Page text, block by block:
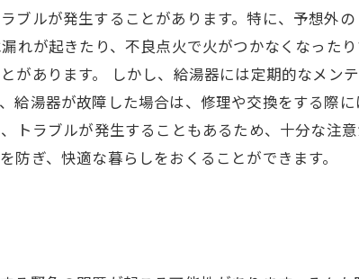
ルが発生することがあります。特に、予想外
れが起きたり、不良点火で火がつかなくなった
あります。 しかし、給湯器には定期的なメン
給湯器が故障した場合は、修理や交換をする際
トラブルが発生することもあるため、十分な注
ぎ、快適な暮らしをおくることができます。